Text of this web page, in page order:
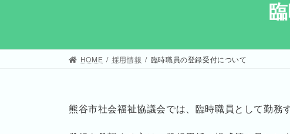
ッ
移
HOME 採用情報 臨時職員の登録受付について
熊谷市社会福祉協議会では、臨時職員として勤務